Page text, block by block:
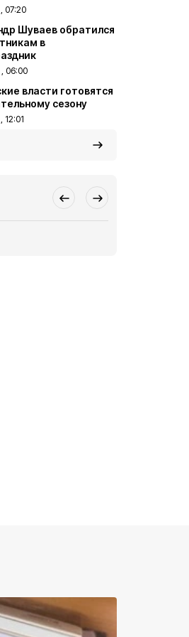
07:20
Шуваев обратился
в
, 06:00
власти готовятся
сезону
12:01